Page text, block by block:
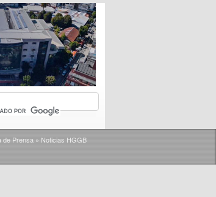
de Prensa» Noticias HGGB